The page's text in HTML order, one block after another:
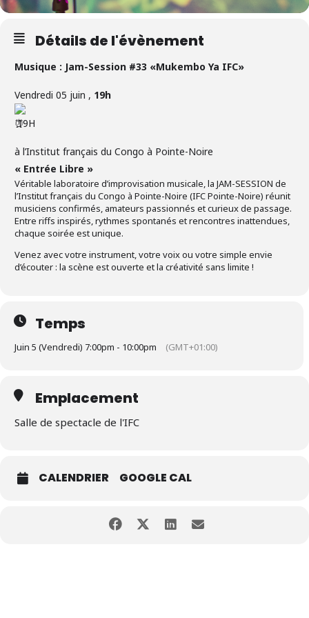
Détails de l'évènement
Musique : Jam-Session #33 «Mukembo Ya IFC»
Vendredi 05 juin , 19h
19H
à l’Institut français du Congo à Pointe-Noire
« Entrée Libre »
Véritable laboratoire d’improvisation musicale, la JAM-SESSION de
l’Institut français du Congo à Pointe-Noire (IFC Pointe-Noire) réunit
musiciens confirmés, amateurs passionnés et curieux de passage.
Entre riffs inspirés, rythmes spontanés et rencontres inattendues,
chaque soirée est unique.
Venez avec votre instrument, votre voix ou votre simple envie
d’écouter : la scène est ouverte et la créativité sans limite !
Temps
Juin 5 (Vendredi) 7:00pm - 10:00pm (GMT+01:00)
Emplacement
Salle de spectacle de l'IFC
CALENDRIER GOOGLE CAL